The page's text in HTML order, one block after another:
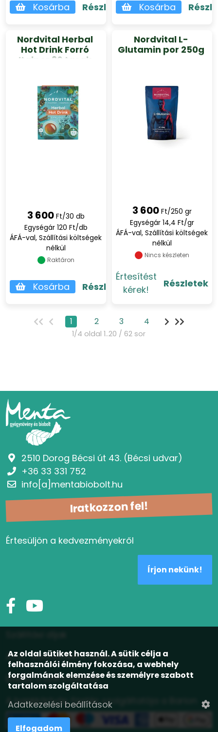
Kosárba Részletek Kosárba
Nordvital Herbal
Hot Drink Forró
Italpor 30 tasak
3 600 Ft/30 db
Egységár 120 Ft/db
ÁFÁ-val, Szállítási költségek
nélkül
Raktáron
Kosárba Részletek
Nordvital L-
Glutamin por 250g
3 600 Ft/250 gr
Egységár 14,4 Ft/gr
ÁFÁ-val, Szállítási költségek
nélkül
Nincs készleten
Értesítést
kérek!
Részletek
1 2 3 4
1/4 oldal 1..20 / 62 sor
ÁSZF, adatvédelmi tájékoztató
Elállás a szerződéstől
A bankkártyás fizetés szolgáltatója a Barion
Iratkozzon fel!
Értesüljön a kedvezményekről
Írjon nekünk!
2510 Dorog Bécsi út 43. (Bécsi udvar)
+36 33 331 752
info[a]mentabiobolt.hu
Az oldal sütiket használ. A sütik célja a
felhasználói élmény fokozása, a webhely
forgalmának elemzése és személyre szabott
tartalom szolgáltatása
Adatkezelési beállítások
Elfogadom